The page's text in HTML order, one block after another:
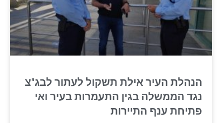
הנהלת העיר אילת תשקול לעתור לבג"צ
נגד הממשלה בגין התעמרות בעיר ‏ואי
פתיחת ענף התיירות